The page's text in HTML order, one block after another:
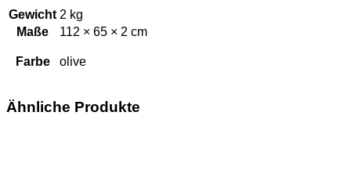
Gewicht 2 kg
Maße
112 × 65 × 2 cm
Farbe olive
Ähnliche Produkte